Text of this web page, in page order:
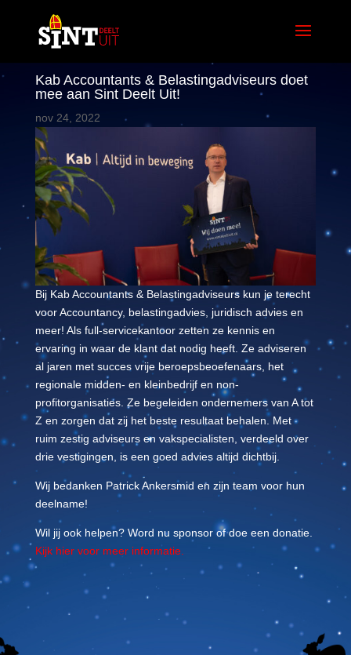
Kab Accountants & Belastingadviseurs doet
mee aan Sint Deelt Uit!
nov 24, 2022
Bij Kab Accountants & Belastingadviseurs kun je terecht
voor Accountancy, belastingadvies, juridisch advies en
meer! Als full-servicekantoor zetten ze kennis en
ervaring in waar de klant dat nodig heeft. Ze adviseren
al jaren met succes vrije beroepsbeoefenaars, het
regionale midden- en kleinbedrijf en non-
profitorganisaties. Ze begeleiden ondernemers van A tot
Z en zorgen dat zij het beste resultaat behalen. Met
ruim zestig adviseurs en vakspecialisten, verdeeld over
drie vestigingen, is een goed advies altijd dichtbij.
Wij bedanken Patrick Ankersmid en zijn team voor hun
deelname!
Wil jij ook helpen? Word nu sponsor of doe een donatie.
Kijk hier voor meer informatie.